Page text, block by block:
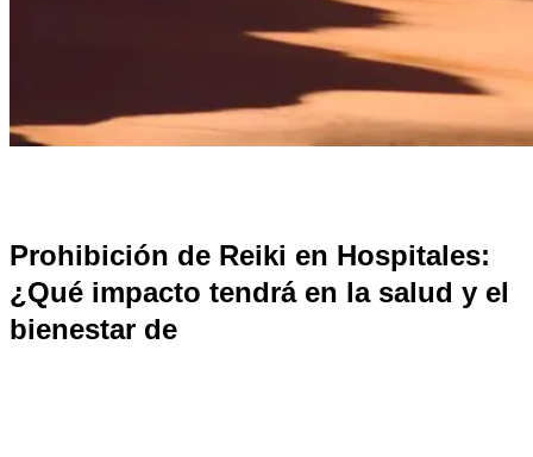
Prohibición de Reiki en Hospitales:
¿Qué impacto tendrá en la salud y el
bienestar de